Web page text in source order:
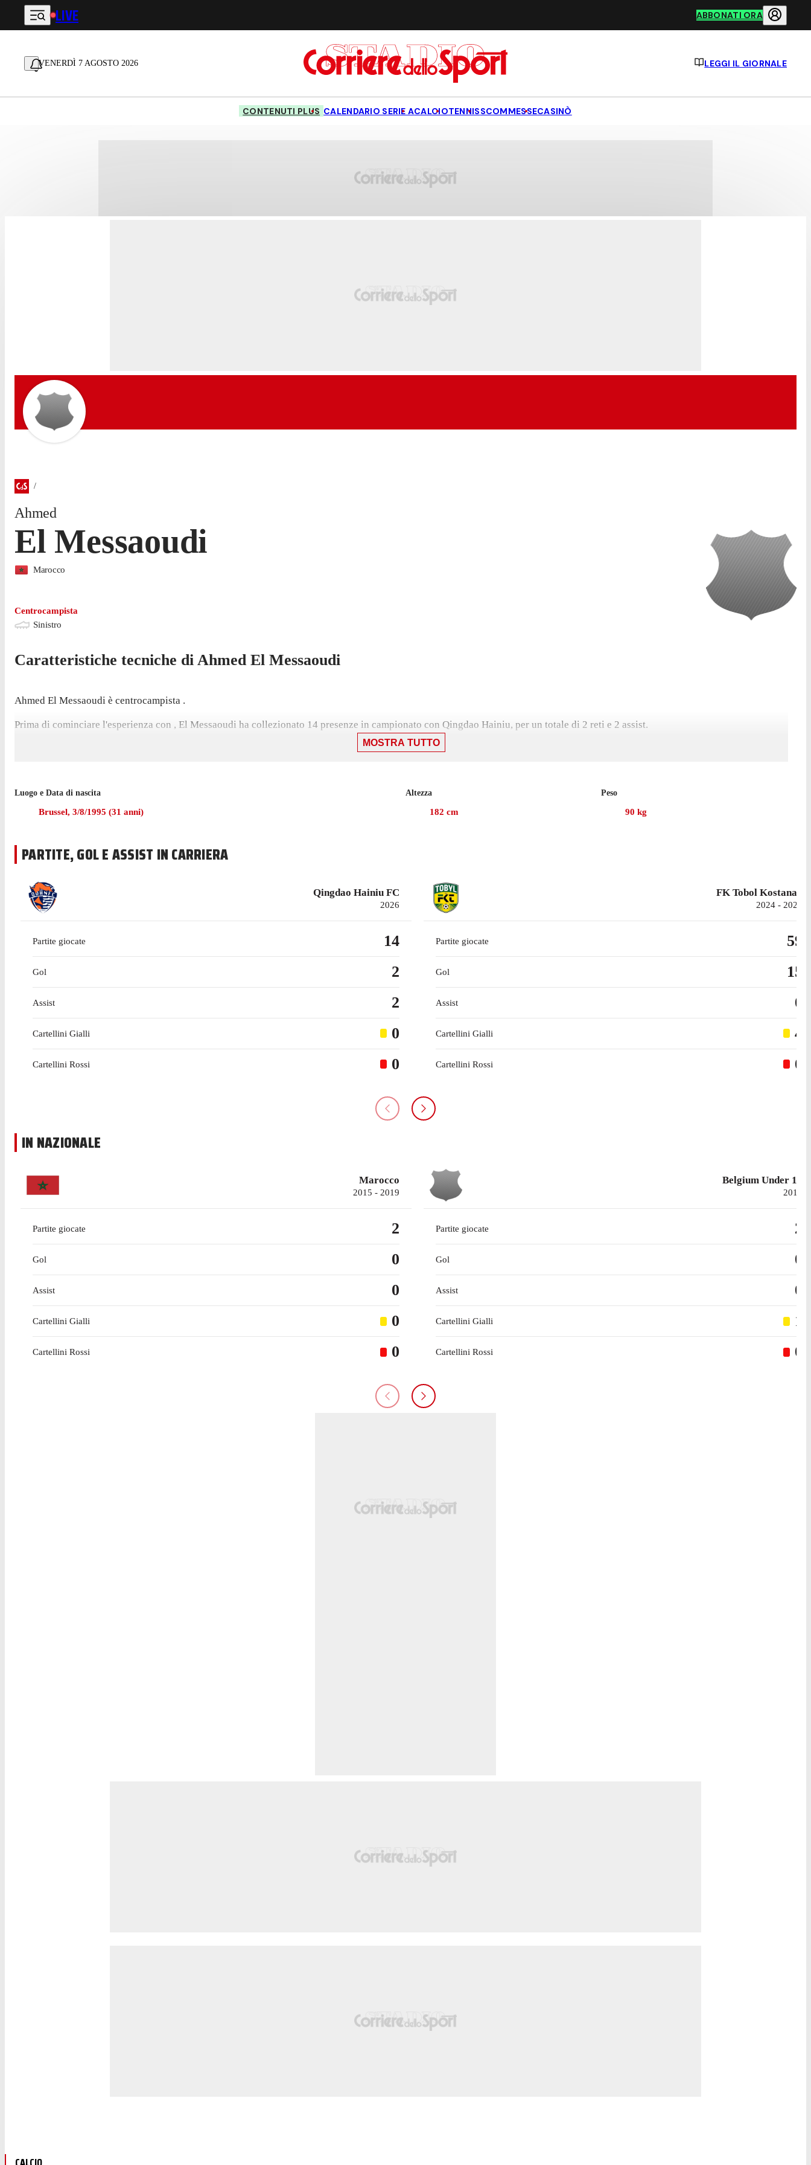
Vai al contenuto principale
LIVE ABBONATI ORA
VENERDÌ 7 AGOSTO 2026 LEGGI IL GIORNALE
CONTENUTI PLUS CALENDARIO SERIE ACALCIOTENNISSCOMMESSECASINÒ
Ahmed
El Messaoudi
Marocco
Centrocampista
Sinistro
Caratteristiche tecniche di Ahmed El Messaoudi
Ahmed El Messaoudi è centrocampista .
Prima di cominciare l'esperienza con , El Messaoudi ha collezionato 14 presenze in campionato con Qingdao Hainiu, per un totale di 2 reti e 2 assist.
MOSTRA TUTTO
Luogo e Data di nascita
Brussel, 3/8/1995 (31 anni)
Altezza
182 cm
Peso
90 kg
PARTITE, GOL E ASSIST IN CARRIERA
Qingdao Hainiu FC
2026
Partite giocate 14
Gol 2
Assist 2
Cartellini Gialli 0
Cartellini Rossi 0
FK Tobol Kostanay
2024 - 2025
Partite giocate 59
Gol 15
Assist 0
Cartellini Gialli 4
Cartellini Rossi 0
IN NAZIONALE
Marocco
2015 - 2019
Partite giocate 2
Gol 0
Assist 0
Cartellini Gialli 0
Cartellini Rossi 0
Belgium Under 19
2014
Partite giocate 2
Gol 0
Assist 0
Cartellini Gialli 1
Cartellini Rossi 0